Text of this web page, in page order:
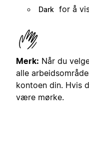
Dark for å
Merk: Når du
alle
kontoen din. Hvis
være mørke.